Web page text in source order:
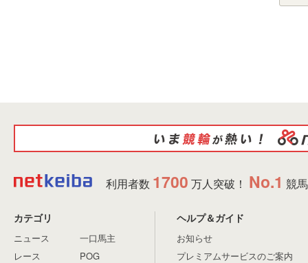
利用者数 1700 万人突破！ No.1 競
カテゴリ
ニュース
レース
一口馬主
POG
ヘルプ＆ガイド
お知らせ
プレミアムサービスのご案内